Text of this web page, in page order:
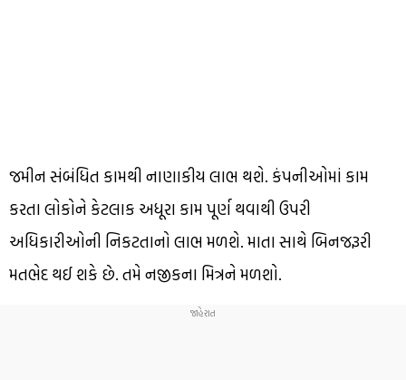
જમીન સંબંધિત કામથી નાણાકીય લાભ થશે. કંપનીઓમાં કામ
કરતા લોકોને કેટલાક અધૂરા કામ પૂર્ણ થવાથી ઉપરી
અધિકારીઓની નિકટતાનો લાભ મળશે. માતા સાથે બિનજરૂરી
મતભેદ થઈ શકે છે. તમે નજીકના મિત્રને મળશો.